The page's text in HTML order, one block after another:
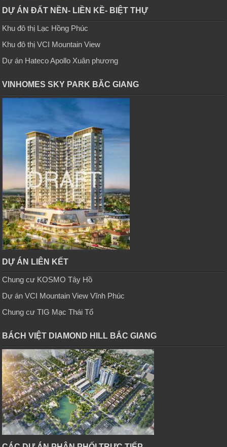
DỰ ÁN ĐẤT NỀN- LIỀN KỀ- BIỆT THỰ
Khu đô thị Lạc Hồng Phúc
Khu đô thị VCI Mountain View
Dự án Hateco Apollo Xuân phương
VINHOMES SKY PARK BĂC GIANG
DỰ ÁN LIÊN KẾT
Chung cư KOSMO Tây Hồ
Dự án VCI Mountain View Vĩnh Phúc
Chung cư TIG Mạc Thái Tổ
BÁCH VIỆT DIAMOND HILL BẮC GIANG